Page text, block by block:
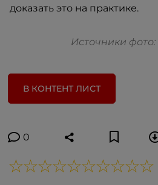
доказать это на практике.
Источники
В КОНТЕНТ ЛИСТ
0